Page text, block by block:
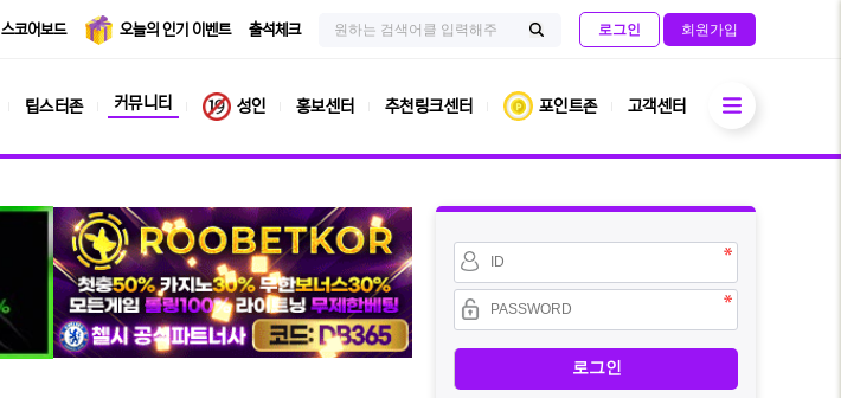
스코어보드 오늘의 인기 이벤트 출석체크
체
검
로그인 회원가입
팁스터존 커뮤니티 성인 홍보센터 추천링크센터 포인트존 고객센터
회
원
아
이
디
필
비
밀
번
필